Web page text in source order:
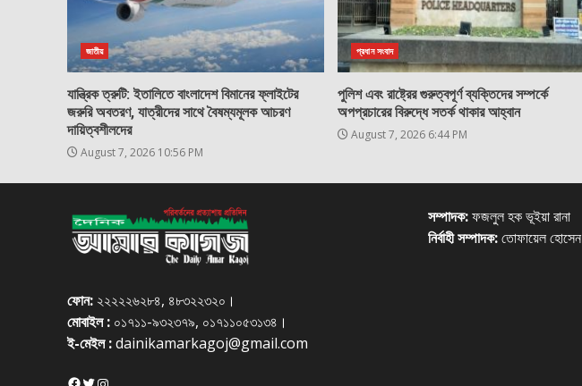
জাতীয়
যান্ত্রিক ত্রুটি: ইতালিতে বাংলাদেশ বিমানের ফ্লাইটের
জরুরি অবতরণ, যাত্রীদের সাথে বৈষম্যমূলক আচরণ
দায়িত্বশীলদের
August 7, 2026 10:56 PM
প্রধান সংবাদ
পুলিশ এবং রাষ্ট্রের গুরুত্বপূর্ণ ব্যক্তিদের সম্পর্কে
অপপ্রচারের বিরুদ্ধে সতর্ক থাকার আহ্বান
August 7, 2026 6:44 PM
ফোন: ২২২২২৬২৮৪, ৪৮৩২২৩২০।
মোবাইল : ০১৭১১-৯৩২৩৭৯, ০১৭১১০৫৩১৩৪।
ই-মেইল :dainikamarkagoj@gmail.com
Facebook
Twitter
Instagram
সম্পাদক:ফজলুল হক ভূইয়া রানা
নির্বাহী সম্পাদক:তোফায়েল হোসেন